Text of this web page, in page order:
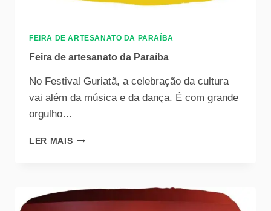
FEIRA DE ARTESANATO DA PARAÍBA
Feira de artesanato da Paraíba
No Festival Guriatã, a celebração da cultura
vai além da música e da dança. É com grande
orgulho…
LER MAIS